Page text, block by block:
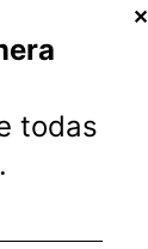
todas
✕